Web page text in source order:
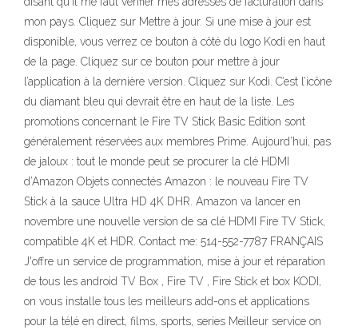
mon pays. Cliquez sur Mettre à jour. Si une mise à jour est
disponible, vous verrez ce bouton à côté du logo Kodi en haut
de la page. Cliquez sur ce bouton pour mettre à jour
l’application à la dernière version. Cliquez sur Kodi. C’est l’icône
du diamant bleu qui devrait être en haut de la liste. Les
promotions concernant le Fire TV Stick Basic Edition sont
généralement réservées aux membres Prime. Aujourd’hui, pas
de jaloux : tout le monde peut se procurer la clé HDMI
d’Amazon Objets connectés Amazon : le nouveau Fire TV
Stick à la sauce Ultra HD 4K DHR. Amazon va lancer en
novembre une nouvelle version de sa clé HDMI Fire TV Stick,
compatible 4K et HDR. Contact me: 514-552-7787 FRANÇAIS
J'offre un service de programmation, mise à jour et réparation
de tous les android TV Box , Fire TV , Fire Stick et box KODI,
on vous installe tous les meilleurs add-ons et applications
pour la télé en direct, films, sports, series Meilleur service on